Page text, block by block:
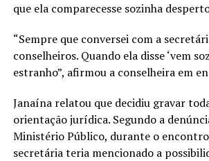
que ela comparecesse sozinha
“Sempre que conversei com a
conselheiros. Quando ela disse ‘vem
estranho”, afirmou a conselheira em
Janaína relatou que decidiu gravar
orientação jurídica. Segundo a
Ministério Público, durante o
secretária teria mencionado a